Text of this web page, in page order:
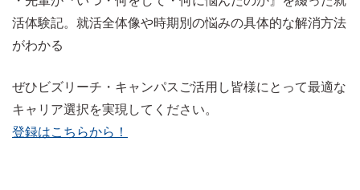
活体験記。就活全体像や時期別の悩みの具体的な解消方法
がわかる
ぜひビズリーチ・キャンパスご活用し皆様にとって最適な
キャリア選択を実現してください。
登録はこちらから！